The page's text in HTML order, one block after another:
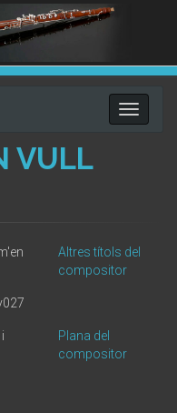
Toggle
VULL
Altres títols del
compositor
Plana del
compositor